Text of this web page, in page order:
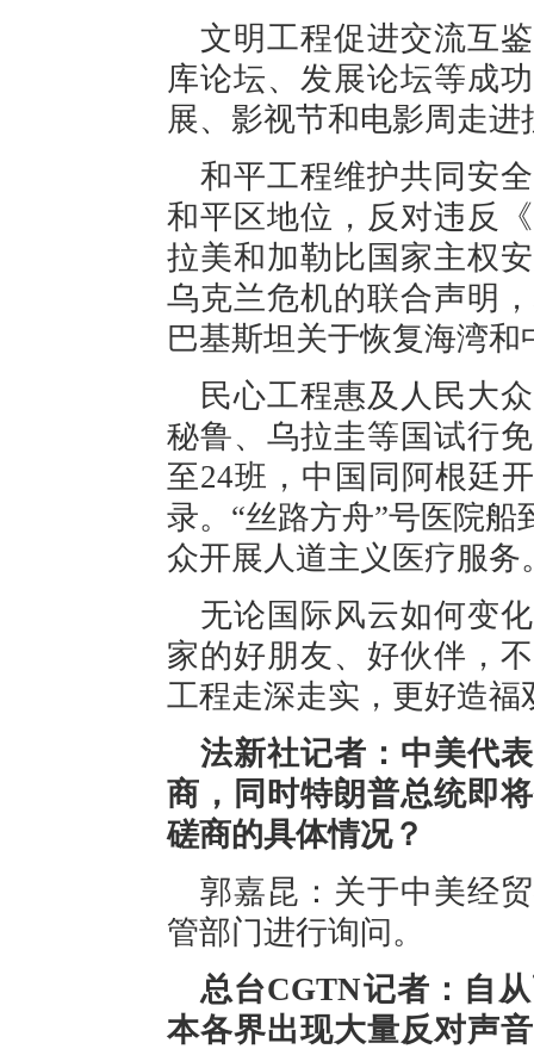
文明工程促进交流互
库论坛、发展论坛等成
展、影视节和电影周走
和平工程维护共同安
和平区地位，反对违反
拉美和加勒比国家主权
乌克兰危机的联合声明
巴基斯坦关于恢复海湾
民心工程惠及人民大
秘鲁、乌拉圭等国试行
至24班，中国同阿根廷
录。“丝路方舟”号医院
众开展人道主义医疗服务
无论国际风云如何变
家的好朋友、好伙伴，
工程走深走实，更好造福
法新社记者：中美代
商，同时特朗普总统即
磋商的具体情况？
郭嘉昆：关于中美经
管部门进行询问。
总台CGTN记者：自
本各界出现大量反对声